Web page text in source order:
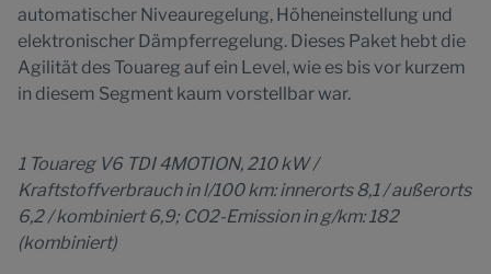
automatischer Niveauregelung, Höheneinstellung und
elektronischer Dämpferregelung. Dieses Paket hebt die
Agilität des Touareg auf ein Level, wie es bis vor kurzem
in diesem Segment kaum vorstellbar war.
1 Touareg V6 TDI 4MOTION, 210 kW /
Kraftstoffverbrauch in l/100 km: innerorts 8,1 / außerorts
6,2 / kombiniert 6,9; CO2-Emission in g/km: 182
(kombiniert)